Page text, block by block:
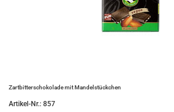
Zartbitterschokolade mit Mandelstückchen
Artikel-Nr.: 857